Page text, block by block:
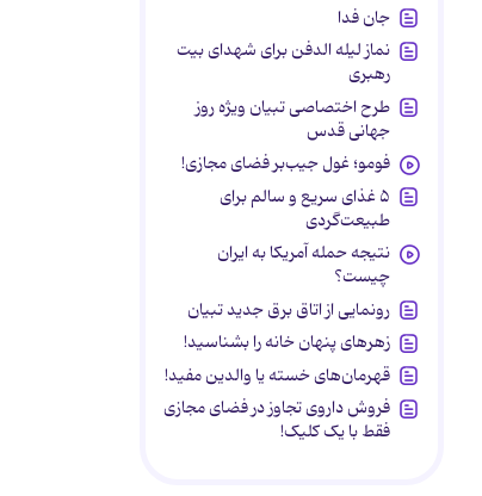
جان فدا
نماز لیله الدفن برای شهدای بیت
رهبری
طرح اختصاصی تبیان ویژه روز
جهانی قدس
فومو؛ غول جیب‌بر فضای مجازی!
۵ غذای سریع و سالم برای
طبیعت‌گردی
نتیجه حمله آمریکا به ایران
چیست؟
رونمایی از اتاق برق جدید تبیان
زهرهای پنهان خانه را بشناسید!
قهرمان‌های خسته یا والدین مفید!
فروش داروی تجاوز در فضای مجازی
فقط با یک کلیک!